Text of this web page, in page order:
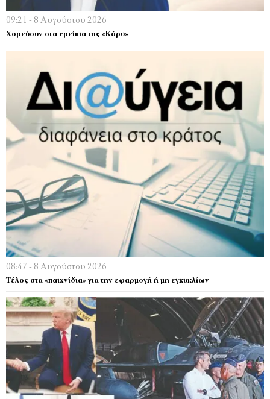
09:21 - 8 Αυγούστου 2026
Χορεύουν στα ερείπια της «Κάρυ»
08:47 - 8 Αυγούστου 2026
Τέλος στα «παιχνίδια» για την εφαρμογή ή μη εγκυκλίων